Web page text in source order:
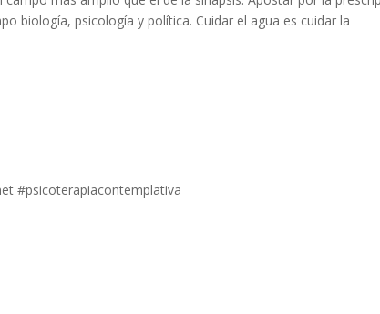
biología, psicología y política. Cuidar el agua es cuidar la
#psicoterapiacontemplativa